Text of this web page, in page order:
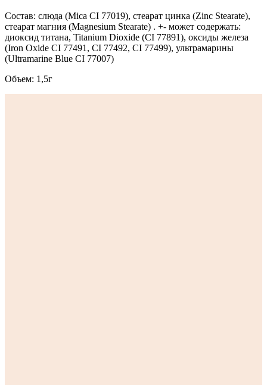
Состав: слюда (Mica CI 77019), стеарат цинка (Zinc Stearate),
стеарат магния (Magnesium Stearate) . +- может содержать:
диоксид титана, Titanium Dioxide (CI 77891), оксиды железа
(Iron Oxide CI 77491, CI 77492, CI 77499), ультрамарины
(Ultramarine Blue CI 77007)
Объем: 1,5г